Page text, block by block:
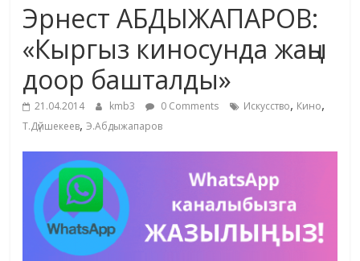
Кыргыз
маданияты
жана
адабияты
Эрнест АБДЫЖАПАРОВ:
«Кыргыз киносунда жаңы
доор башталды»
21.04.2014 kmb3 0 Comments Искусство, Кино,
Т.Дүйшекеев,Э.Абдыжапаров